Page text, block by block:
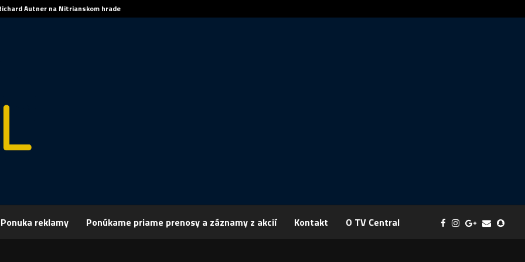
Autner na Nitrianskom hrade
Ponuka reklamy Ponúkame priame prenosy a záznamy z akcií Kontakt O TV Central